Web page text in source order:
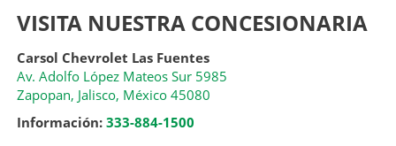
VISITA NUESTRA CONCESIONARIA
Carsol Chevrolet Las Fuentes
Av. Adolfo López Mateos Sur 5985
Zapopan, Jalisco, México 45080
Información: 333-884-1500